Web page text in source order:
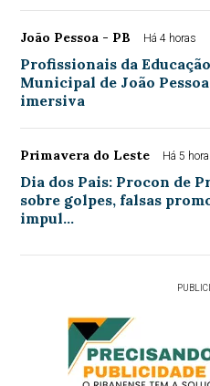
João Pessoa - PB Há 4 horas
Profissionais da
Municipal de João
imersiva
Primavera do Leste Há 5
Dia dos Pais: Procon de
sobre golpes, falsas
impul…